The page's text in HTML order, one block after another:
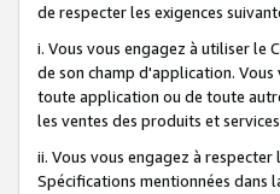
de respecter les exigences
i. Vous vous engagez à utiliser le
de son champ d'application. Vous
toute application ou de toute
les ventes des produits et
ii. Vous vous engagez à
Spécifications mentionnées dans